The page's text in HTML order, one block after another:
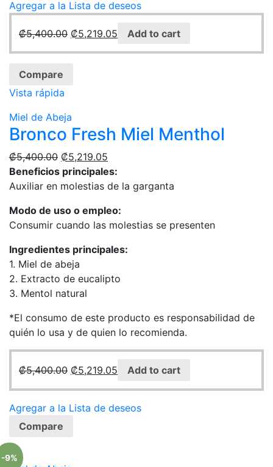
Agregar a la Lista de deseos
₡5,400.00 ₡5,219.05 Add to cart
Compare
Vista rápida
Miel de Abeja
Bronco Fresh Miel Menthol
₡5,400.00 ₡5,219.05
Beneficios principales:
Auxiliar en molestias de la garganta
Modo de uso o empleo:
Consumir cuando las molestias se presenten
Ingredientes principales:
1. Miel de abeja
2. Extracto de eucalipto
3. Mentol natural
*El consumo de este producto es responsabilidad de
quién lo usa y de quien lo recomienda.
₡5,400.00 ₡5,219.05 Add to cart
Agregar a la Lista de deseos
Compare
-9%